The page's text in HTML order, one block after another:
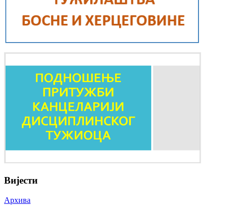
Вијести
Архива